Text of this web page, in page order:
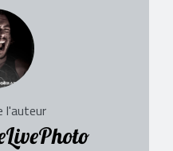
l'auteur